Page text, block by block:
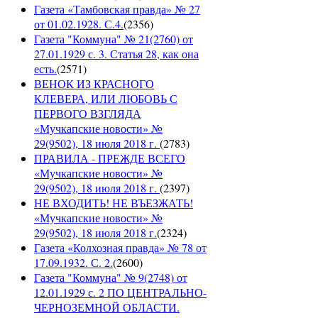
Газета «Тамбовская правда» № 27
от 01.02.1928. С.4.(2356)
Газета "Коммуна" № 21(2760) от
27.01.1929 с. 3. Статья 28, как она
есть.(2571)
ВЕНОК ИЗ КРАСНОГО
КЛЕВЕРА, ИЛИ ЛЮБОВЬ С
ПЕРВОГО ВЗГЛЯДА
«Мучкапские новости» №
29(9502), 18 июля 2018 г. (2783)
ПРАВИЛА - ПРЕЖДЕ ВСЕГО
«Мучкапские новости» №
29(9502), 18 июля 2018 г. (2397)
НЕ ВХОДИТЬ! НЕ ВЪЕЗЖАТЬ!
«Мучкапские новости» №
29(9502), 18 июля 2018 г.(2324)
Газета «Колхозная правда» № 78 от
17.09.1932. С. 2.(2600)
Газета "Коммуна" № 9(2748) от
12.01.1929 с. 2 ПО ЦЕНТРАЛЬНО-
ЧЕРНОЗЕМНОЙ ОБЛАСТИ.